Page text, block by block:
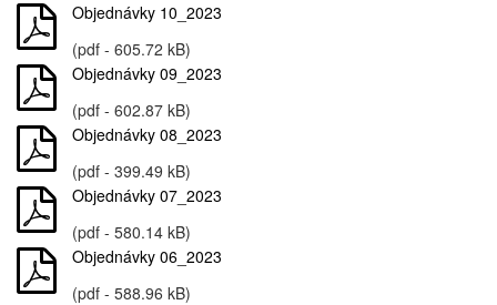
Objednávky 10_2023
(pdf - 605.72 kB)
Objednávky 09_2023
(pdf - 602.87 kB)
Objednávky 08_2023
(pdf - 399.49 kB)
Objednávky 07_2023
(pdf - 580.14 kB)
Objednávky 06_2023
(pdf - 588.96 kB)